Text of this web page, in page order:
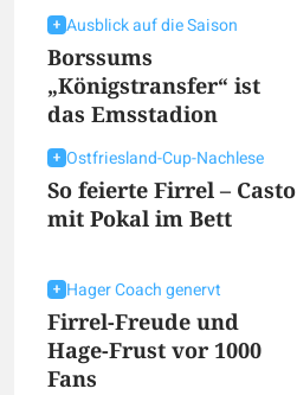
Ausblick auf die Saison
Borssums
„Königstransfer“ ist
das Emsstadion
Ostfriesland-Cup-Nachlese
So feierte Firrel – Casto
mit Pokal im Bett
Hager Coach genervt
Firrel-Freude und
Hage-Frust vor 1000
Fans